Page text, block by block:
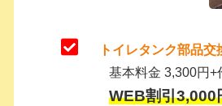
トイレタンク部品
基本料金 3,300円
WEB割引3,000